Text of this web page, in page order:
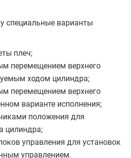
специальные варианты
плеч;
перемещением верхнего
ходом цилиндра;
перемещением верхнего
варианте исполнения;
положения для
цилиндра;
управления для установок
управлением.